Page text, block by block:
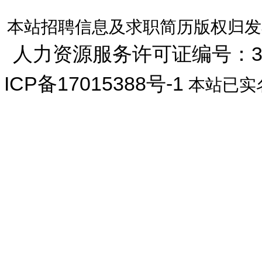
本站招聘信息及求职简历版权归
人力资源服务许可证编号
ICP备17015388号-1 本站已